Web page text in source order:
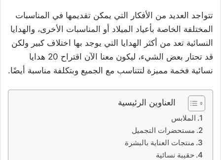
تتواجد العديد من الأفكار التي يمكن تقديمها في المناسبات
المختلفة الخاصة بأعياد الميلاد أو المناسبات الأخرى، والهدايا
النسائية تعد من أكثر الهدايا التي يوجد بها اختلاف كبير ولكن
قد تحتار بعض الشيء، ليكون معنا الآن اقتراح 20 هدايا
نسائية فخمة مميزة لتتناسب مع الجميع وبتكلفة مناسبة أيضًا.
العناوين الرئيسية
الملابس
مستحضرات التجميل
منتجات العناية بالبشرة
حقيبة نسائية